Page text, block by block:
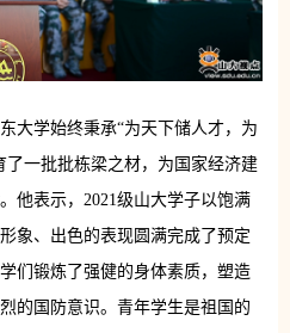
大学始终秉承“为天下储人才，为
了一批批栋梁之材，为国家经济建
他表示，2021级山大学子以饱满
象、出色的表现圆满完成了预定
们锻炼了强健的身体素质，塑造
的国防意识。青年学生是祖国的